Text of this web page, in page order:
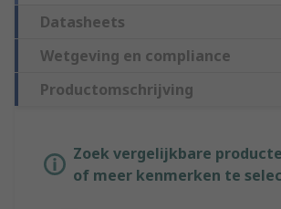
Datasheets
Wetgeving en compliance
Productomschrijving
Zoek vergelijkbare
of meer kenmerken te